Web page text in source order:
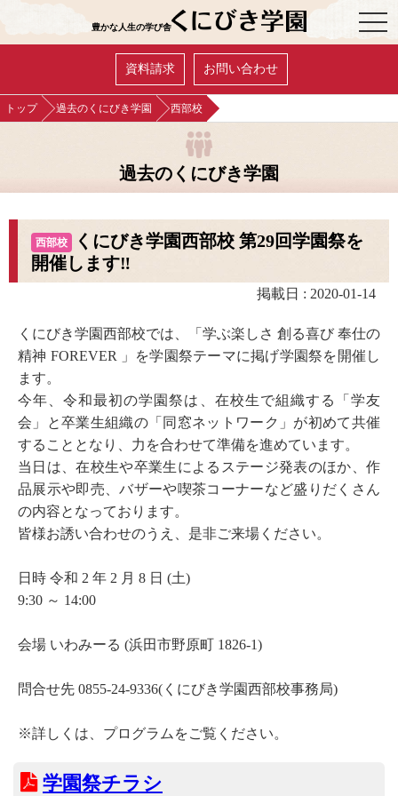
豊かな人生の学び舎
資料請求 お問い合わせ
トップ 過去のくにびき学園 西部校
過去のくにびき学園
西部校
くにびき学園西部校 第29回学園祭を
開催します‼
掲載日 : 2020-01-14
くにびき学園西部校では、「学ぶ楽しさ 創る喜び 奉仕の
精神 FOREVER 」を学園祭テーマに掲げ学園祭を開催し
ます。
今年、令和最初の学園祭は、在校生で組織する「学友
会」と卒業生組織の「同窓ネットワーク」が初めて共催
することとなり、力を合わせて準備を進めています。
当日は、在校生や卒業生によるステージ発表のほか、作
品展示や即売、バザーや喫茶コーナーなど盛りだくさん
の内容となっております。
皆様お誘い合わせのうえ、是非ご来場ください。
日時 令和 2 年 2 月 8 日 (土)
9:30 ～ 14:00
会場 いわみーる (浜田市野原町 1826-1)
問合せ先 0855-24-9336(くにびき学園西部校事務局)
※詳しくは、プログラムをご覧ください。
学園祭チラシ